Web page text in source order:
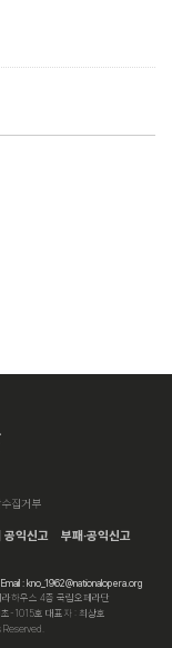
집거부
공익신고
부패·공익신고
: kno_1962@nationalopera.org
하우스 4층 국립오페라단
-1015호 대표자 : 최상호